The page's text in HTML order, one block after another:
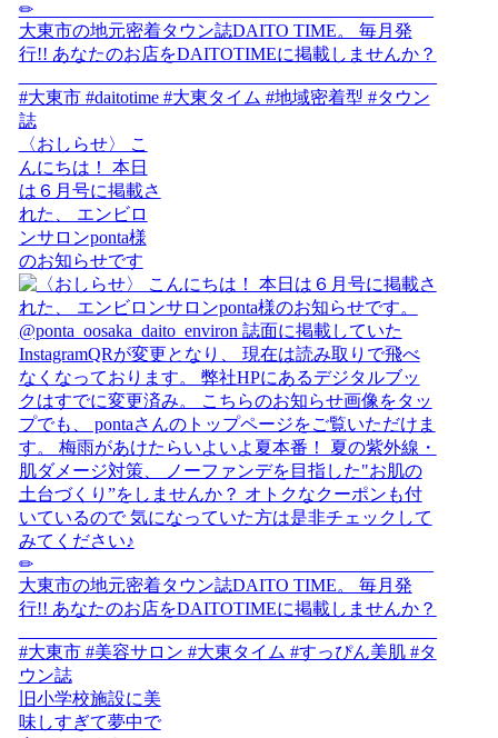
〈おしらせ〉 こ
んにちは！ 本日
は６月号に掲載さ
れた、 エンビロ
ンサロンponta様
のお知らせです
旧小学校施設に美
味しすぎて夢中で